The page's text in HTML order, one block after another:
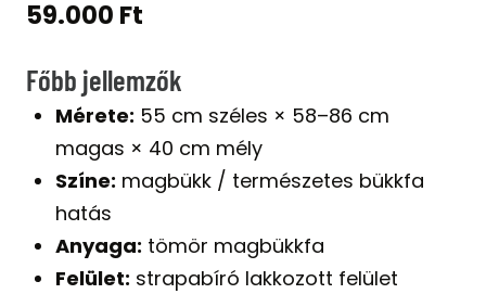
59.000 Ft
Főbb jellemzők
Mérete: 55 cm széles × 58–86 cm
magas × 40 cm mély
Színe: magbükk / természetes bükkfa
hatás
Anyaga: tömör magbükkfa
Felület: strapabíró lakkozott felület